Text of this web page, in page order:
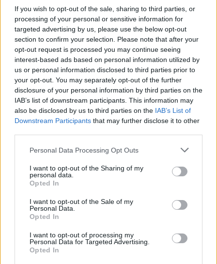
If you wish to opt-out of the sale, sharing to third parties, or
processing of your personal or sensitive information for
targeted advertising by us, please use the below opt-out
section to confirm your selection. Please note that after your
opt-out request is processed you may continue seeing
interest-based ads based on personal information utilized by
us or personal information disclosed to third parties prior to
your opt-out. You may separately opt-out of the further
disclosure of your personal information by third parties on the
IAB’s list of downstream participants. This information may
also be disclosed by us to third parties on the IAB’s List of
Downstream Participants that may further disclose it to other
Please note that this website/app uses one or more Google
not limited to your visit or usage behaviour. You may click to
grant or deny consent to Google and its third-party tags to
use your data for below specified purposes in below Google
consent section.
Personal Data Processing Opt Outs
I want to opt-out of the Sharing of my
personal data.
Opted In
I want to opt-out of the Sale of my
Personal Data.
Opted In
I want to opt-out of processing my
Personal Data for Targeted Advertising.
Opted In
και θα μας δώσουν λίγη από τη δύναμή τους ώστε
να τους μοιάσουμε και να γίνουμε καλύτεροι
άνθρωποι.